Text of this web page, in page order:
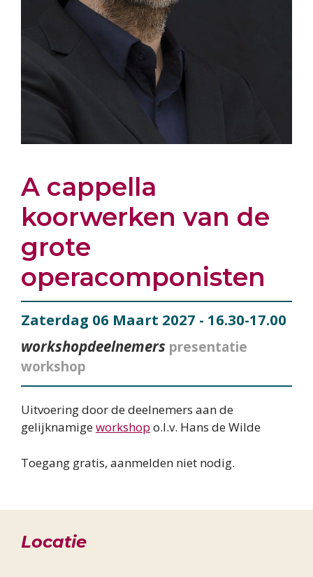
A cappella
koorwerken van de
grote
operacomponisten
Zaterdag 06 Maart 2027 - 16.30-17.00
workshopdeelnemers presentatie
workshop
Uitvoering door de deelnemers aan de
gelijknamigeworkshop o.l.v. Hans de Wilde
Toegang gratis, aanmelden niet nodig.
Locatie